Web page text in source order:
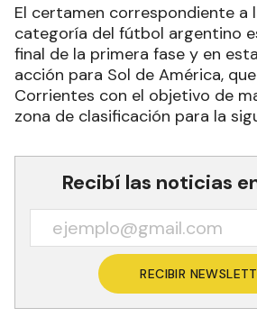
El certamen correspondiente a
categoría del fútbol argentino
final de la primera fase y en
acción para Sol de América,
Corrientes con el objetivo de
zona de clasificación para la
Recibí las noticias
RECIBIR